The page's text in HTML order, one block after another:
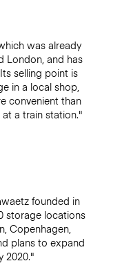
was already
London, and has
selling point is
in a local shop,
convenient than
a train station."
founded in
storage locations
Copenhagen,
plans to expand
2020."